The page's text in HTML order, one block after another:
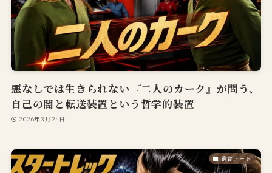
悪なしでは生きられない――『二人のカーク』が問う、
自己の闇と転送装置という哲学的装置
2026年3月24日
鑑賞ノート